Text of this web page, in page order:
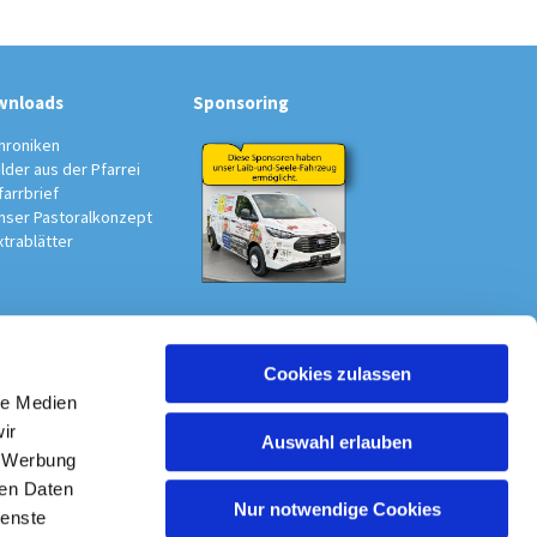
Medien
Daten
Cookies zulassen
Auswahl erlauben
Nur notwendige Cookies
aus der Pfarrei
Pastoralkonzept
Sponsoring
Südwest